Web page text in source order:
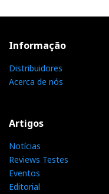
Informação
Distribuidores
Acerca de nós
Artigos
Notícias
Reviews Testes
Eventos
Editorial